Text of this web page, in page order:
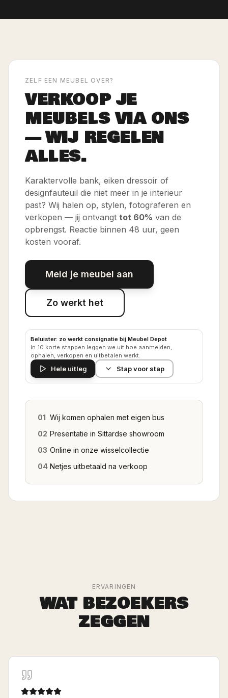
ZELF EEN MEUBEL OVER?
VERKOOP JE
MEUBELS VIA ONS
— WIJ REGELEN
ALLES.
Karaktervolle bank, eiken dressoir of
designfauteuil die niet meer in je interieur
past? Wij halen op, stylen, fotograferen en
verkopen — jij ontvangt tot 60% van de
opbrengst. Reactie binnen 48 uur, geen
kosten vooraf.
Meld je meubel aan
Zo werkt het
Beluister: zo werkt consignatie bij Meubel Depot
In 10 korte stappen leggen we uit hoe aanmelden,
ophalen, verkopen en uitbetalen werkt.
Hele uitleg Stap voor stap
01 Wij komen ophalen met eigen bus
02 Presentatie in Sittardse showroom
03 Online in onze wisselcollectie
04 Netjes uitbetaald na verkoop
ERVARINGEN
WAT BEZOEKERS
ZEGGEN